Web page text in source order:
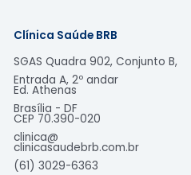
Clínica Saúde BRB
SGAS Quadra 902, Conjunto B,
Entrada A, 2º andar
Ed. Athenas
Brasília - DF
CEP 70.390-020
clinica@
clinicasaudebrb.com.br
(61) 3029-6363